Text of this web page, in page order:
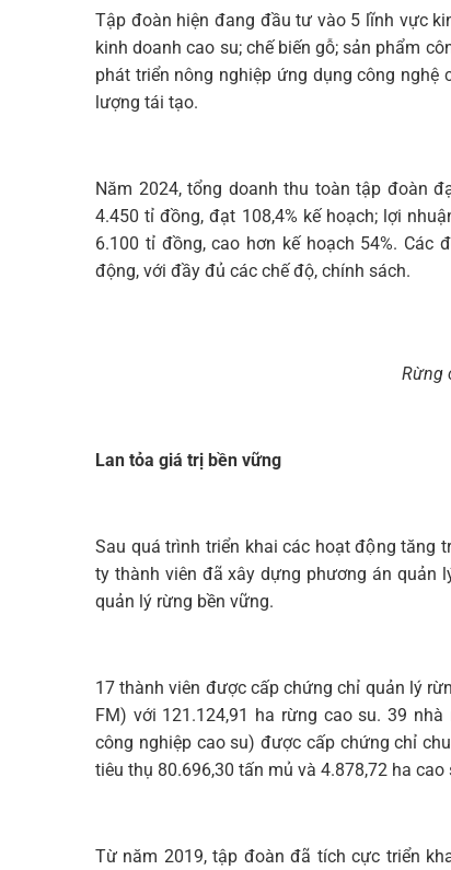
Tập đoàn hiện đang đầu tư vào 5 lĩnh vực
kinh doanh cao su; chế biến gỗ; sản phẩm
phát triển nông nghiệp ứng dụng công
lượng tái tạo.
Năm 2024, tổng doanh thu toàn tập đoàn
4.450 tỉ đồng, đạt 108,4% kế hoạch; lợi
6.100 tỉ đồng, cao hơn kế hoạch 54%.
động, với đầy đủ các chế độ, chính sách.
Rừng
Lan tỏa giá trị bền vững
Sau quá trình triển khai các hoạt động tăng
ty thành viên đã xây dựng phương án quản
quản lý rừng bền vững.
17 thành viên được cấp chứng chỉ quản lý
FM) với 121.124,91 ha rừng cao su. 39
công nghiệp cao su) được cấp chứng chỉ
tiêu thụ 80.696,30 tấn mủ và 4.878,72 ha
Từ năm 2019, tập đoàn đã tích cực triển